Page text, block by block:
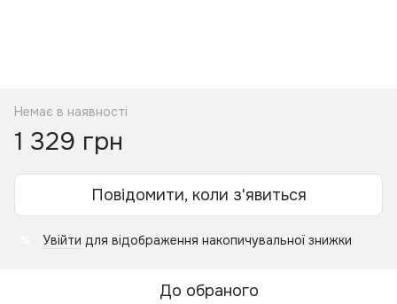
Немає в наявності
1 329 грн
Повідомити, коли з'явиться
Увійти для відображення накопичувальної знижки
До обраного